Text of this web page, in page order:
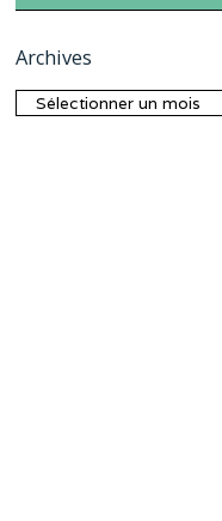
Archives
Archives